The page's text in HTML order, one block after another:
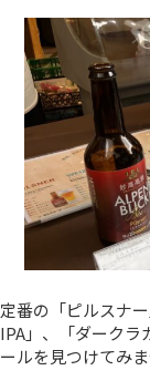
定番の「ピルスナ
IPA」、「ダークラ
ールを見つけてみま